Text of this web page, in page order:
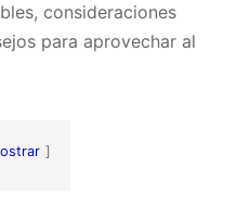
consideraciones
para aprovechar al